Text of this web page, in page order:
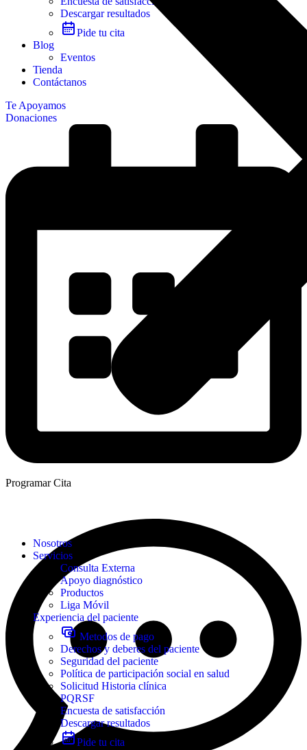
Nosotros
Servicios
Consulta Externa
Apoyo diagnóstico
Productos
Liga Móvil
Experiencia del paciente
Metodos de pago
Derechos y deberes del paciente
Seguridad del paciente
Política de participación social en salud
Solicitud Historia clínica
PQRSF
Encuesta de satisfacción
Descargar resultados
Pide tu cita
Descargar resultados
Pide tu cita
Blog
Eventos
Tienda
Contáctanos
Te Apoyamos
Donaciones
Programar Cita